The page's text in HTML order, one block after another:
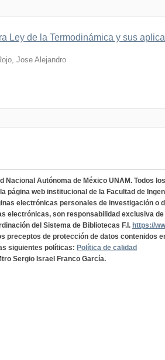
Ley de la Termodinámica y sus
Jose Alejandro
Nacional Autónoma de México UNAM. Todos
página web institucional de la Facultad de
electrónicas personales de investigación o
electrónicas, son responsabilidad exclusiva
del Sistema de Bibliotecas F.I. https://
preceptos de protección de datos contenidos
siguientes políticas: Política de calidad
Sergio Israel Franco García.